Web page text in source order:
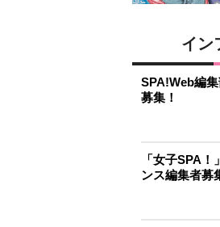
イン
SPA!Web編
募集！
「女子SPA
ンス編集者募